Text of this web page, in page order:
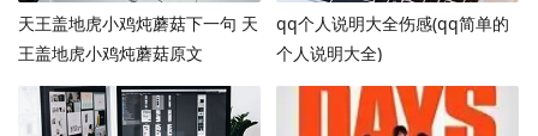
天王盖地虎小鸡炖蘑菇下一句 天
王盖地虎小鸡炖蘑菇原文
qq个人说明大全伤感(qq简单的
个人说明大全)